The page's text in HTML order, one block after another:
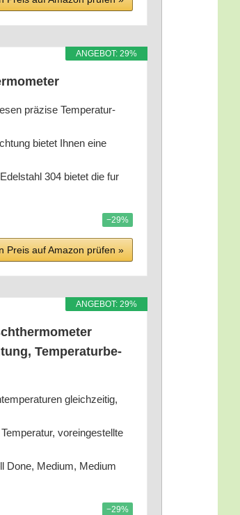
ANGE­BOT: 29%
prä­zi­se Tem­pe­ra­tur­
bie­tet Ihnen eine
304 bie­tet die fur
−29%
Preis auf Ama­zon prü­fen »
ANGE­BOT: 29%
Tem­pe­ra­tur­be­
gleich­zei­tig,
vor­ein­ge­stell­te
Done, Medi­um, Medi­um
−29%